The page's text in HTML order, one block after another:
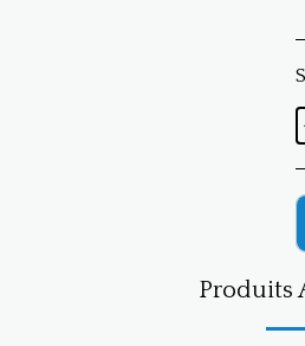
Produits